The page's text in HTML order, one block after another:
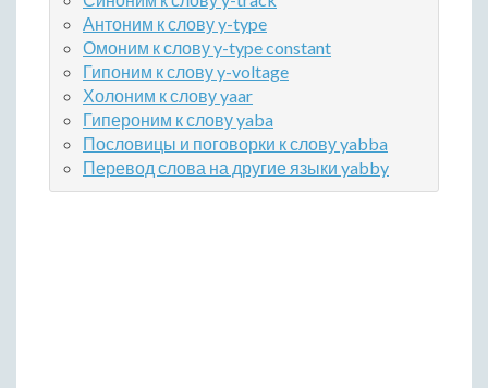
Антоним к слову y-type
Омоним к слову y-type constant
Гипоним к слову y-voltage
Холоним к слову yaar
Гипероним к слову yaba
Пословицы и поговорки к слову yabba
Перевод слова на другие языки yabby